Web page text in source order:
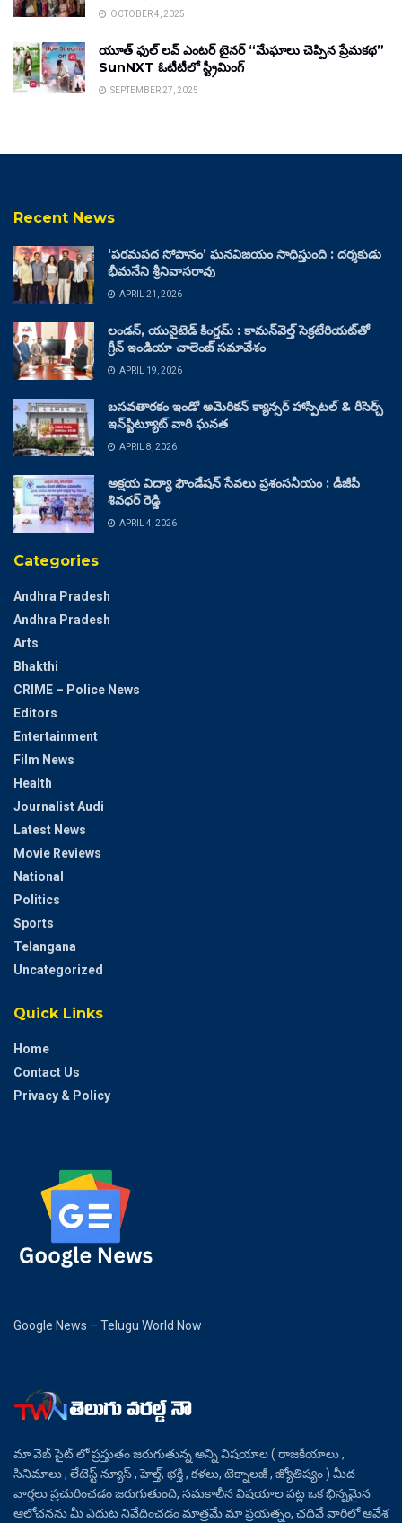
OCTOBER 4, 2025
యూత్ ఫుల్ లవ్ ఎంటర్ టైనర్ “మేఘాలు చెప్పిన ప్రేమకథ”
SunNXT ఓటీటీలో స్ట్రీమింగ్
SEPTEMBER 27, 2025
Recent News
‘పరమపద సోపానం’ ఘనవిజయం సాధిస్తుంది : దర్శకుడు
భీమనేని శ్రీనివాసరావు
APRIL 21, 2026
లండన్, యునైటెడ్ కింగ్డమ్ : కామన్‌వెల్త్ సెక్రటేరియట్‌తో
గ్రీన్ ఇండియా చాలెంజ్ సమావేశం
APRIL 19, 2026
బసవతారకం ఇండో అమెరికన్ క్యాన్సర్ హాస్పిటల్ & రీసెర్చ్
ఇన్‌స్టిట్యూట్ వారి ఘనత
APRIL 8, 2026
అక్షయ విద్యా ఫౌండేషన్ సేవలు ప్రశంసనీయం : డీజీపీ
శివధర్ రెడ్డి
APRIL 4, 2026
Categories
Andhra Pradesh
Andhra Pradesh
Arts
Bhakthi
CRIME – Police News
Editors
Entertainment
Film News
Health
Journalist Audi
Latest News
Movie Reviews
National
Politics
Sports
Telangana
Uncategorized
Quick Links
Home
Contact Us
Privacy & Policy
Google News – Telugu World Now
మా వెబ్ సైట్ లో ప్రస్తుతం జరుగుతున్న అన్ని విషయాల ( రాజకీయాలు ,
సినిమాలు , లేటెస్ట్ న్యూస్ , హెల్త్, భక్తి , కళలు, టెక్నాలజీ , జ్యోతిష్యం ) మీద
వార్తలు ప్రచురించడం జరుగుతుంది, సమకాలీన విషయాల పట్ల ఒక భిన్నమైన
ఆలోచనను మీ ఎదుట నివేదించడం మాత్రమే మా ప్రయత్నం, చదివే వారిలో ఆవేశ